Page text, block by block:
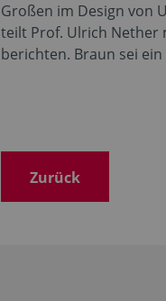
Großen im Design von
teilt Prof. Ulrich Nether
berichten. Braun sei
Zurück